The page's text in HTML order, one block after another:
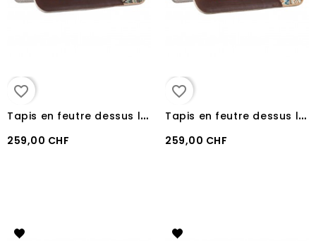
favorite_border
T
apis en feutre dessus laine Pool's LIGHT GREEN/GREY
259,00 CHF
favorite_border
T
apis en feutre dessus laine Pool's BLUE/BEIGE
259,00 CHF